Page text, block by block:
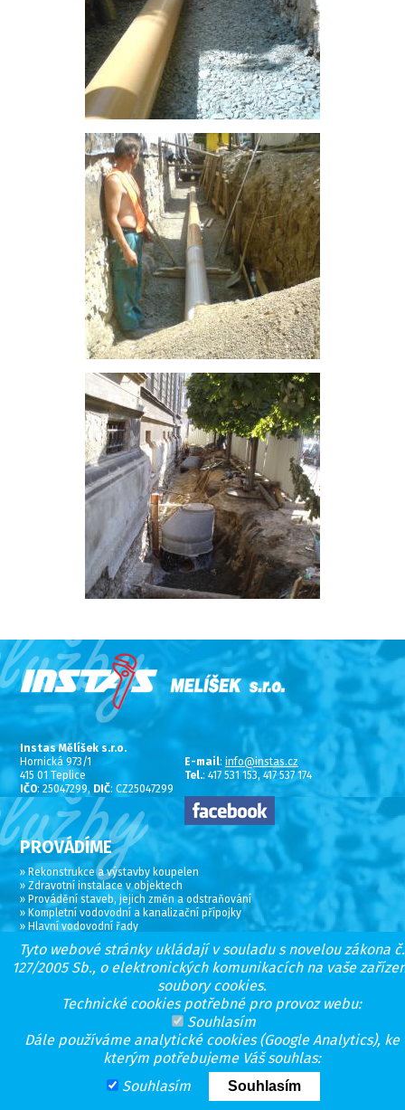
Instas Mělíšek s.r.o.
Hornická 973/1
415 01 Teplice
IČO: 25047299, DIČ: CZ25047299
E-mail: info@instas.cz
Tel.: 417 531 153, 417 537 174
PROVÁDÍME
» Rekonstrukce a výstavby koupelen
» Zdravotní instalace v objektech
» Provádění staveb, jejich změn a odstraňování
» Kompletní vodovodní a kanalizační přípojky
» Hlavní vodovodní řady
» Hlavní kanalizační řady a stoky
» Instalace speciálních zařízení
» Bourací a výkopové práce
» Montáže podružných vodoměrů
» 24h pohotovostní službu
» Kamerové prohlídky kanalizace
» Tlakové čištění kanalizace
» Celoroční údržby čerpacích stanic
VPsystem ® tvorba webových stránek
Tyto webové stránky ukládají v souladu s novelou zákona č.
127/2005 Sb., o elektronických komunikacích na vaše
soubory cookies.
Technické cookies potřebné pro provoz webu:
Souhlasím
Dále používáme analytické cookies (Google Analytics), ke
kterým potřebujeme Váš souhlas:
Souhlasím